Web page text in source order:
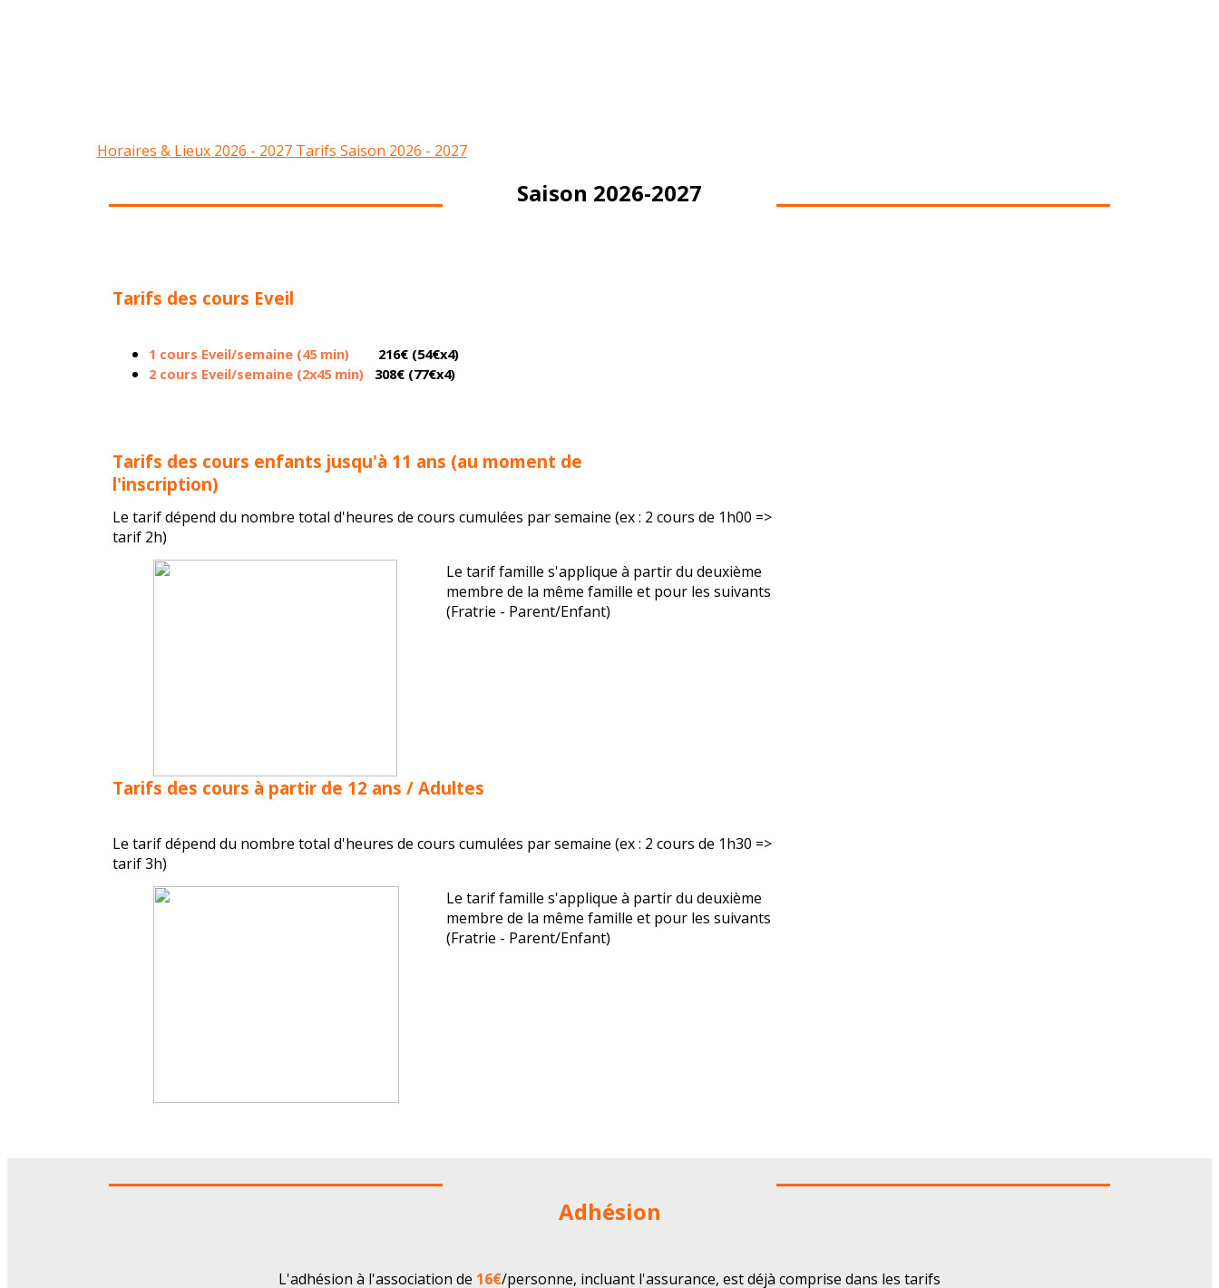
Horaires & Lieux 2026 - 2027 Tarifs Saison 2026 - 2027
Saison 2026-2027
Tarifs des cours Eveil
1 cours Eveil/semaine (45 min) 216€ (54€x4)
2 cours Eveil/semaine (2x45 min) 308€ (77€x4)
Tarifs des cours enfants jusqu'à 11 ans (au moment de
l'inscription)
Le tarif dépend du nombre total d'heures de cours cumulées par semaine (ex : 2 cours de 1h00 =>
tarif 2h)
Le tarif famille s'applique à partir du deuxième
membre de la même famille et pour les suivants
(Fratrie - Parent/Enfant)
Tarifs des cours à partir de 12 ans / Adultes
Le tarif dépend du nombre total d'heures de cours cumulées par semaine (ex : 2 cours de 1h30 =>
tarif 3h)
Le tarif famille s'applique à partir du deuxième
membre de la même famille et pour les suivants
(Fratrie - Parent/Enfant)
Adhésion
L'adhésion à l'association de 16€/personne, incluant l'assurance, est déjà comprise dans les tarifs